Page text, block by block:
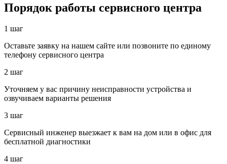
Порядок работы сервисного центра
1 шаг
Оставьте заявку на нашем сайте или позвоните по единому
телефону сервисного центра
2 шаг
Уточняем у вас причину неисправности устройства и
озвучиваем варианты решения
3 шаг
Сервисный инженер выезжает к вам на дом или в офис для
бесплатной диагностики
4 шаг